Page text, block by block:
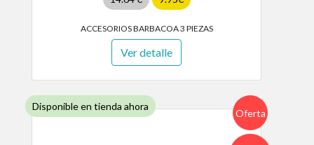
ACCESORIOS BARBACOA 3 PIEZAS
Ver detalle
Disponible en tienda ahora
Oferta